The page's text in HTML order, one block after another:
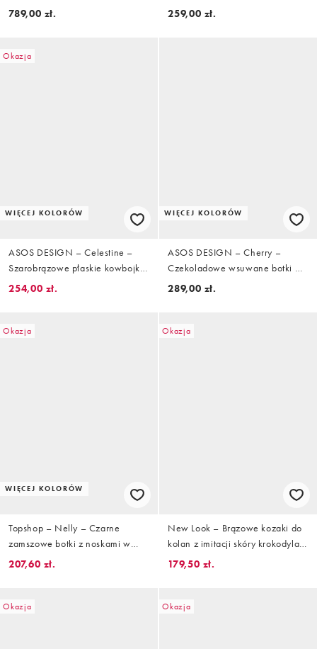
kolorze rdzawym
789,00 zł.
na płaskiej podeszwie
259,00 zł.
Okazja
WIĘCEJ KOLORÓW
ASOS DESIGN – Celestine –
Szarobrązowe płaskie kowbojki
do kolan z imitacji zamszu
254,00 zł.
WIĘCEJ KOLORÓW
ASOS DESIGN – Cherry –
Czekoladowe wsuwane botki w
stylu trucker
289,00 zł.
Okazja
WIĘCEJ KOLORÓW
Topshop – Nelly – Czarne
zamszowe botki z noskami w
szpic
207,60 zł.
Okazja
New Look – Brązowe kozaki do
kolan z imitacji skóry krokodyla
na obcasie klockowym
179,50 zł.
Okazja Okazja